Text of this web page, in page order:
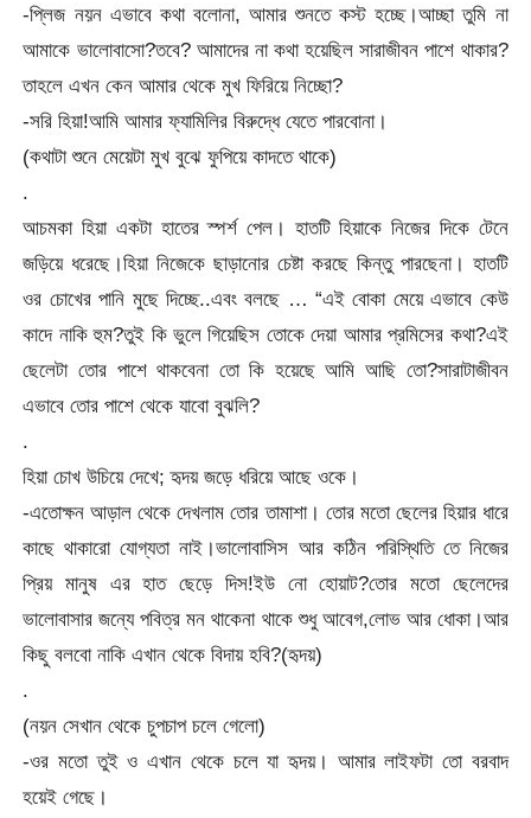
-প্লিজ নয়ন এভাবে কথা বলোনা, আমার শুনতে কস্ট হচ্ছে।আচ্ছা তুমি না
আমাকে ভালোবাসো?তবে? আমাদের না কথা হয়েছিল সারাজীবন পাশে থাকার?
তাহলে এখন কেন আমার থেকে মুখ ফিরিয়ে নিচ্ছো?
-সরি হিয়া!আমি আমার ফ্যামিলির বিরুদ্ধে যেতে পারবোনা।
(কথাটা শুনে মেয়েটা মুখ বুঝে ফুপিয়ে কাদতে থাকে)
.
আচমকা হিয়া একটা হাতের স্পর্শ পেল। হাতটি হিয়াকে নিজের দিকে টেনে
জড়িয়ে ধরেছে।হিয়া নিজেকে ছাড়ানোর চেষ্টা করছে কিন্তু পারছেনা। হাতটি
ওর চোখের পানি মুছে দিচ্ছে..এবং বলছে … “এই বোকা মেয়ে এভাবে কেউ
কাদে নাকি হুম?তুই কি ভুলে গিয়েছিস তোকে দেয়া আমার প্রমিসের কথা?এই
ছেলেটা তোর পাশে থাকবেনা তো কি হয়েছে আমি আছি তো?সারাটাজীবন
এভাবে তোর পাশে থেকে যাবো বুঝলি?
.
হিয়া চোখ উচিয়ে দেখে; হৃদয় জড়ে ধরিয়ে আছে ওকে।
-এতোক্ষন আড়াল থেকে দেখলাম তোর তামাশা। তোর মতো ছেলের হিয়ার ধারে
কাছে থাকারো যোগ্যতা নাই।ভালোবাসিস আর কঠিন পরিস্থিতি তে নিজের
প্রিয় মানুষ এর হাত ছেড়ে দিস!ইউ নো হোয়াট?তোর মতো ছেলেদের
ভালোবাসার জন্যে পবিত্র মন থাকেনা থাকে শুধু আবেগ,লোভ আর ধোকা।আর
কিছু বলবো নাকি এখান থেকে বিদায় হবি?(হৃদয়)
.
(নয়ন সেখান থেকে চুপচাপ চলে গেলো)
-ওর মতো তুই ও এখান থেকে চলে যা হৃদয়। আমার লাইফটা তো বরবাদ
হয়েই গেছে।